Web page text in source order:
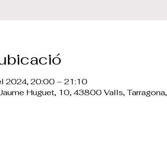
2024, 20:00 – 21:10
Huguet, 10, 43800 Valls,